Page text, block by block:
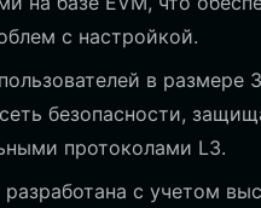
с настройкой.
в размере
безопасности,
протоколами L3.
с учетом